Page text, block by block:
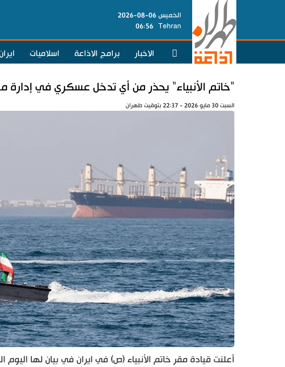
الخميس 06-08-2026
Tehran
06:56
الاخبار برامج الاذاعة اسلاميات
"خاتم الأنبياء" يحذر من أي تدخل عسكري في إدارة
السبت 30 مايو 2026 - 22:37 بتوقيت طهران
أعلنت قيادة مقر خاتم الأنبياء (ص) في ايران في بيان لها